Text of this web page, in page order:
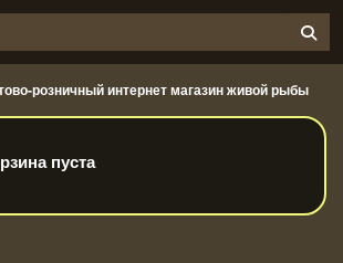
розничный интернет магазин живой рыбы
пуста